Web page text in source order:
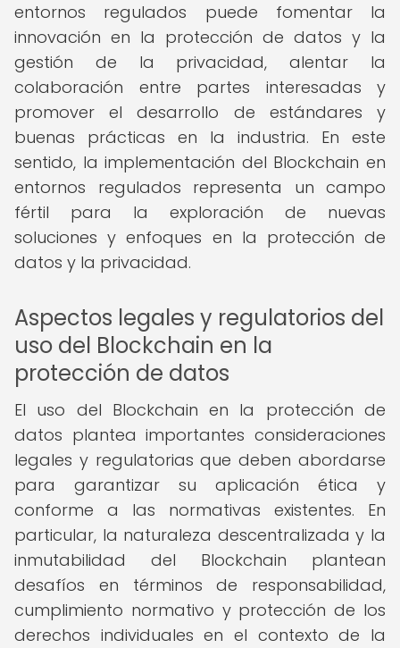
entornos regulados puede fomentar la
innovación en la protección de datos y la
gestión de la privacidad, alentar la
colaboración entre partes interesadas y
promover el desarrollo de estándares y
buenas prácticas en la industria. En este
sentido, la implementación del Blockchain en
entornos regulados representa un campo
fértil para la exploración de nuevas
soluciones y enfoques en la protección de
datos y la privacidad.
Aspectos legales y regulatorios del
uso del Blockchain en la
protección de datos
El uso del Blockchain en la protección de
datos plantea importantes consideraciones
legales y regulatorias que deben abordarse
para garantizar su aplicación ética y
conforme a las normativas existentes. En
particular, la naturaleza descentralizada y la
inmutabilidad del Blockchain plantean
desafíos en términos de responsabilidad,
cumplimiento normativo y protección de los
derechos individuales en el contexto de la